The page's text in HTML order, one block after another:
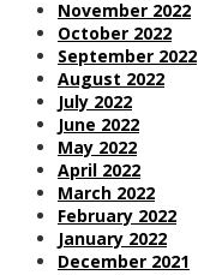
November 2022
October 2022
September 2022
August 2022
July 2022
June 2022
May 2022
April 2022
March 2022
February 2022
January 2022
December 2021